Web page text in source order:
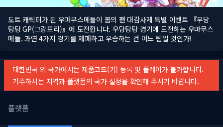
도트 캐릭터가 된 우마무스메들이 봄의 팬 대감사제 특별 이벤트 『우당
탕탕 GP(그랑프리)』에 도전합니다. 우당탕탕 경기에 도전하는 우마무스
메들. 과연 4가지 경기를 제패하고 우승하는 건 어느 팀일 것인가!
대한민국 외 국가에서는 제품코드(키) 등록 및 플레이가 불가합니다.
거주하시는 지역과 플랫폼의 국가 설정을 확인해 주시기 바랍니다.
플랫폼